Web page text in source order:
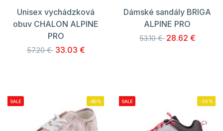
Unisex vychádzková
obuv CHALON ALPINE
PRO
57.20 € 33.03 €
Dámské sandály BRIGA
ALPINE PRO
53.10 € 28.62 €
SALE -60% SALE -55%